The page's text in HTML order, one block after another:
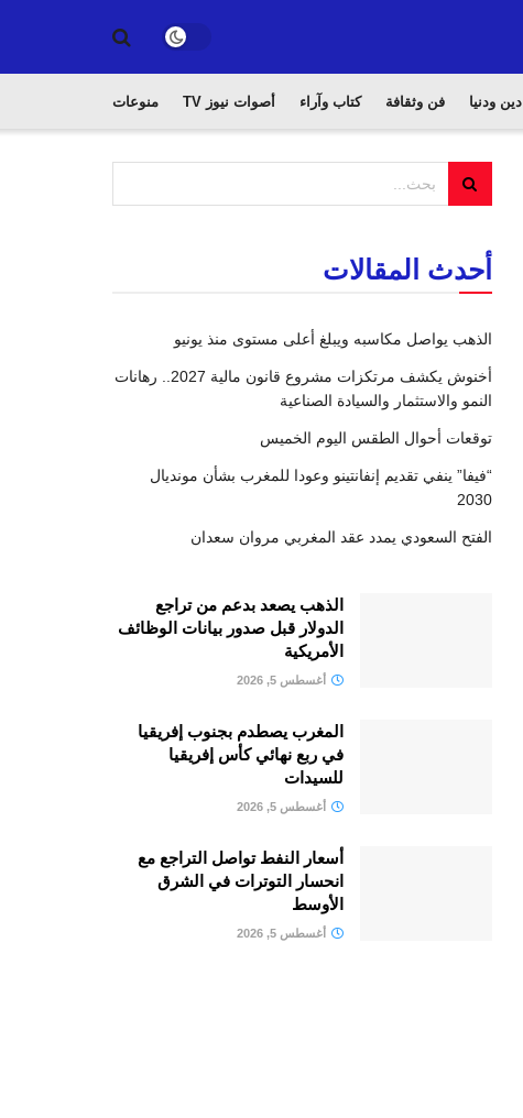
دين ودنيا فن وثقافة كتاب وآراء أصوات نيوز TV منوعات
أحدث المقالات
الذهب يواصل مكاسبه ويبلغ أعلى مستوى منذ يونيو
أخنوش يكشف مرتكزات مشروع قانون مالية 2027.. رهانات
النمو والاستثمار والسيادة الصناعية
توقعات أحوال الطقس اليوم الخميس
“فيفا” ينفي تقديم إنفانتينو وعودا للمغرب بشأن مونديال
2030
الفتح السعودي يمدد عقد المغربي مروان سعدان
الذهب يصعد بدعم من تراجع
الدولار قبل صدور بيانات الوظائف
الأمريكية
أغسطس 5, 2026
المغرب يصطدم بجنوب إفريقيا
في ربع نهائي كأس إفريقيا
للسيدات
أغسطس 5, 2026
أسعار النفط تواصل التراجع مع
انحسار التوترات في الشرق
الأوسط
أغسطس 5, 2026